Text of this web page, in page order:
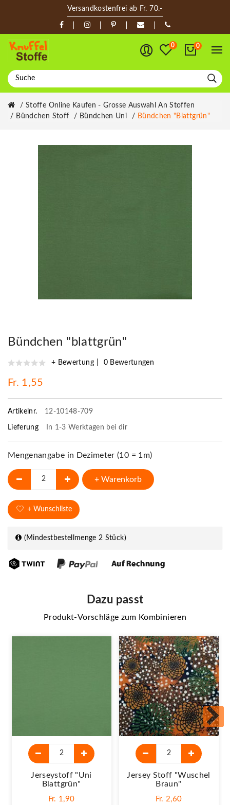
Versandkostenfrei ab Fr. 70.-
0 0
Stoffe Online Kaufen - Grosse Auswahl An Stoffen
Bündchen Stoff
Bündchen Uni Bündchen "blattgrün"
Bündchen "blattgrün"
+ Bewertung 0 Bewertungen
Fr. 1,55
Artikelnr. 12-10148-709
Lieferung In 1-3 Werktagen bei dir
Mengenangabe in Dezimeter (10 = 1m)
+ Warenkorb
+ Wunschliste
(Mindestbestellmenge 2 Stück)
Dazu passt
Produkt-Vorschläge zum Kombinieren
Jerseystoff "Uni
Blattgrün"
Fr. 1,90
Jersey Stoff "Wuschel
Braun"
Fr. 2,60